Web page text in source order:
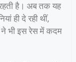
है। अब तक यह
ही दे रही थीं,
ने भी इस रेस में कदम